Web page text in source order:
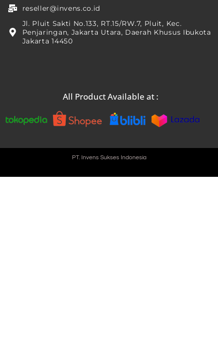
reseller@invens.co.id
Jl. Pluit Sakti No.133, RT.15/RW.7, Pluit, Kec.
Penjaringan, Jakarta Utara, Daerah Khusus Ibukota
Jakarta 14450
All Product Available at :
PT. Invens Sukses Indonesia